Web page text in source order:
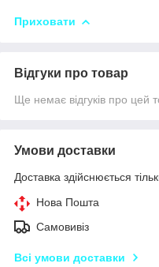
Приховати
Відгуки про товар
Ще немає відгуків про цей
Умови доставки
Доставка здійснюється
Нова Пошта
Самовивіз
Всі умови доставки